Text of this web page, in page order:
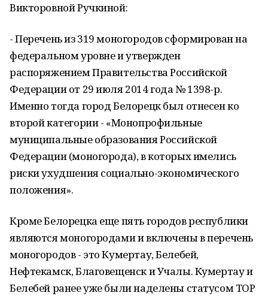
Викторовной Ручкиной:
- Перечень из 319 моногородов сформирован на
федеральном уровне и утвержден
распоряжением Правительства Российской
Федерации от 29 июля 2014 года № 1398-р.
Именно тогда город Белорецк был отнесен ко
второй категории - «Монопрофильные
муниципальные образования Российской
Федерации (моногорода), в которых имелись
риски ухудшения социально-экономического
положения».
Кроме Белорецка еще пять городов республики
являются моногородами и включены в перечень
моногородов - это Кумертау, Белебей,
Нефтекамск, Благовещенск и Учалы. Кумертау и
Белебей ранее уже были наделены статусом ТОР